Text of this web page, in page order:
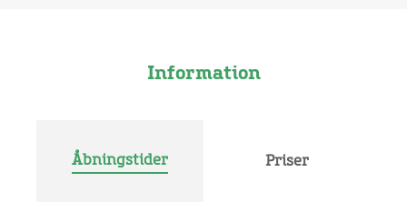
Information
Åbningstider Priser